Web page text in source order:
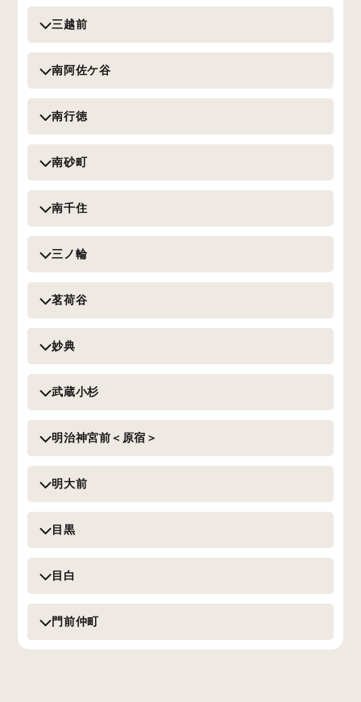
三越前
南阿佐ケ谷
南行徳
南砂町
南千住
三ノ輪
茗荷谷
妙典
武蔵小杉
明治神宮前＜原宿＞
明大前
目黒
目白
門前仲町